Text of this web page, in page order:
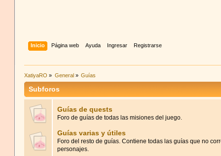
Inicio Página web Ayuda Ingresar Registrarse
XatiyaRO » General» Guías
Subforos
Guías de quests
Foro de guías de todas las misiones del juego.
Guías varias y útiles
Foro del resto de guías. Contiene todas las guías que no
personajes.